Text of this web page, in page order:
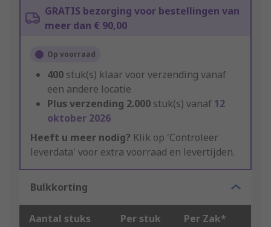
GRATIS bezorging voor bestellingen van
meer dan € 90,00
Op voorraad
400 stuk(s) klaar voor verzending vanaf
een andere locatie
Plus verzending 2.000 stuk(s) vanaf 12
oktober 2026
Heeft u meer nodig? Klik op 'Controleer
leverdata' voor extra voorraad en levertijden.
Bulkkorting
Aantal stuks Per stuk Per Zak*